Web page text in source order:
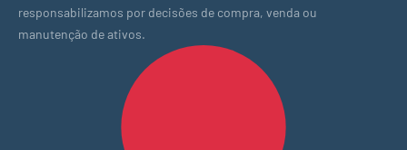
responsabilizamos por decisões de compra, venda ou
manutenção de ativos.